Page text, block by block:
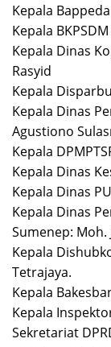
Kepala
Kepala
Kepala Dinas
Rasyid
Kepala
Kepala Dinas
Agustiono
Kepala
Kepala Dinas
Kepala Dinas
Kepala Dinas
Sumenep: Moh.
Kepala
Tetrajaya.
Kepala
Kepala
Sekretariat